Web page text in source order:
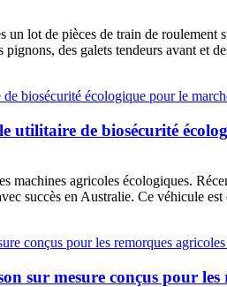
lot de pièces de train de roulement
des galets tendeurs avant et
de biosécurité
machines agricoles écologiques.
succès en Australie. Ce véhicule
sur mesure conçus pour